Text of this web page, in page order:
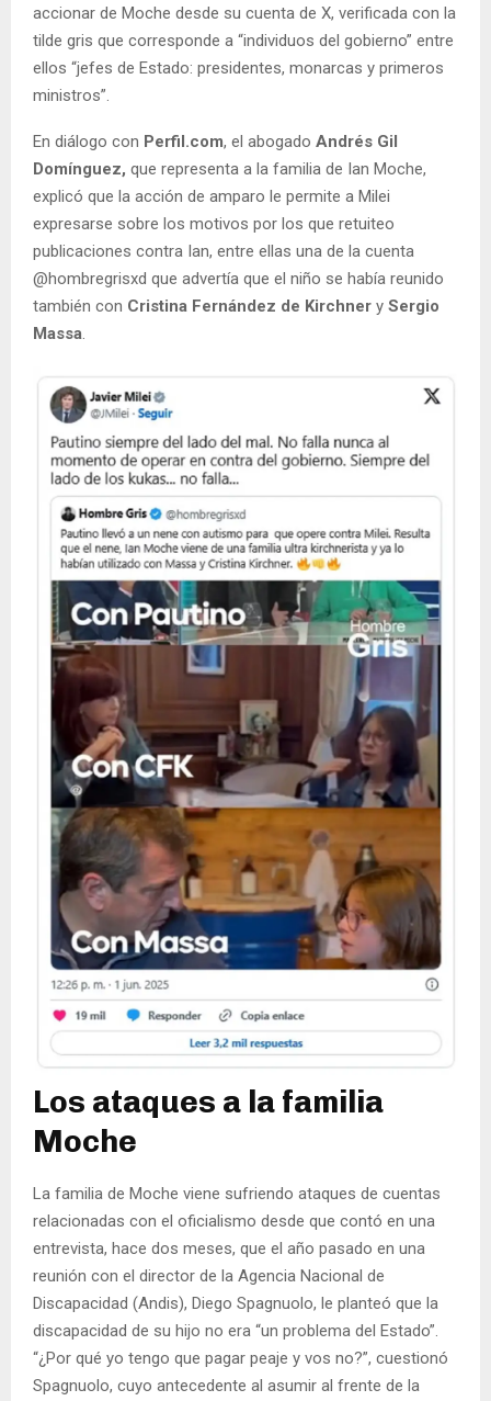
accionar de Moche desde su cuenta de X, verificada con la
tilde gris que corresponde a “individuos del gobierno” entre
ellos “jefes de Estado: presidentes, monarcas y primeros
ministros”.
En diálogo con Perfil.com, el abogado Andrés Gil
Domínguez, que representa a la familia de Ian Moche,
explicó que la acción de amparo le permite a Milei
expresarse sobre los motivos por los que retuiteo
publicaciones contra Ian, entre ellas una de la cuenta
@hombregrisxd que advertía que el niño se había reunido
también con Cristina Fernández de Kirchner y Sergio
Massa.
Los ataques a la familia
Moche
La familia de Moche viene sufriendo ataques de cuentas
relacionadas con el oficialismo desde que contó en una
entrevista, hace dos meses, que el año pasado en una
reunión con el director de la Agencia Nacional de
Discapacidad (Andis), Diego Spagnuolo, le planteó que la
discapacidad de su hijo no era “un problema del Estado”.
“¿Por qué yo tengo que pagar peaje y vos no?”, cuestionó
Spagnuolo, cuyo antecedente al asumir al frente de la